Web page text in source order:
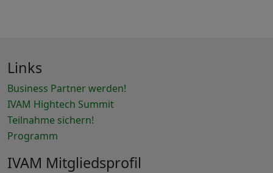
Links
Business Partner werden!
IVAM Hightech Summit
Teilnahme sichern!
Programm
IVAM Mitgliedsprofil